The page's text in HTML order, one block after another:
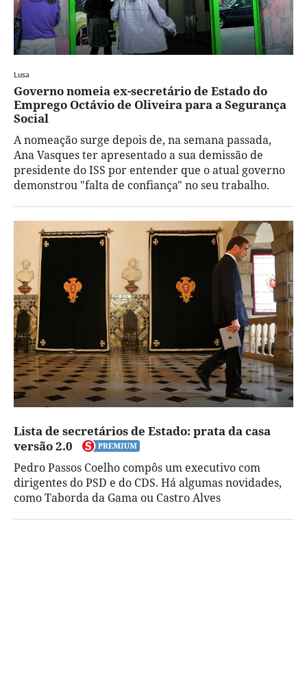
Lusa
Governo nomeia ex-secretário de Estado do
Emprego Octávio de Oliveira para a Segurança
Social
A nomeação surge depois de, na semana passada,
Ana Vasques ter apresentado a sua demissão de
presidente do ISS por entender que o atual governo
demonstrou "falta de confiança" no seu trabalho.
Lista de secretários de Estado: prata da casa
versão 2.0
Pedro Passos Coelho compôs um executivo com
dirigentes do PSD e do CDS. Há algumas novidades,
como Taborda da Gama ou Castro Alves